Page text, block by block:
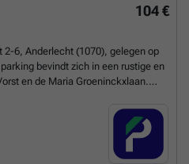
104 €
2-6, Anderlecht (1070), gelegen op
bevindt zich in een rustige en
en de Maria Groeninckxlaan.
Op slechts 5 minuten wandelen
en bushaltes 46 en 49. Deze
oplossing voor parkeren in
vandaag nog jouw plek online.